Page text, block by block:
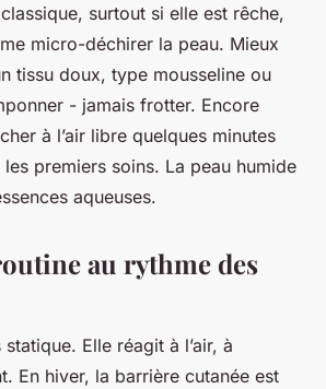
surtout si elle est rêche,
micro-déchirer la peau. Mieux
tissu doux, type mousseline ou
- jamais frotter. Encore
à l’air libre quelques minutes
les premiers soins. La peau humide
aqueuses.
au rythme des
statique. Elle réagit à l’air, à
En hiver, la barrière cutanée est